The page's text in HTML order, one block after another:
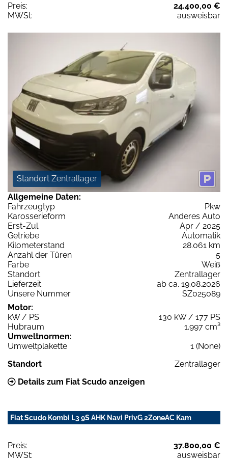
Preis:
24.400,00 €
MWSt:
ausweisbar
Standort Zentrallager
Allgemeine Daten:
Fahrzeugtyp
Pkw
Karosserieform
Anderes Auto
Erst-Zul.
Apr / 2025
Getriebe
Automatik
Kilometerstand
28.061 km
Anzahl der Türen
5
Farbe
Weiß
Standort
Zentrallager
Lieferzeit
ab ca. 19.08.2026
Unsere Nummer
SZ025089
Motor:
kW / PS
130 kW / 177 PS
Hubraum
1.997 cm³
Umweltnormen:
Umweltplakette
1 (None)
Standort
Zentrallager
Details zum Fiat Scudo anzeigen
Fiat Scudo Kombi L3 9S AHK Navi PrivG 2ZoneAC Kam
Preis:
37.800,00 €
MWSt:
ausweisbar